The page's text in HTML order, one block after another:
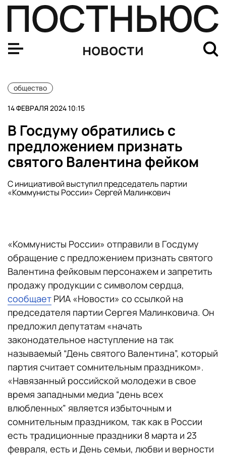
новости
общество
14 ФЕВРАЛЯ 2024 10:15
В Госдуму обратились с
предложением признать
святого Валентина фейком
С инициативой выступил председатель партии
«Коммунисты России» Сергей Малинкович
«Коммунисты России» отправили в Госдуму
обращение с предложением признать святого
Валентина фейковым персонажем и запретить
продажу продукции с символом сердца,
сообщает РИА «Новости» со ссылкой на
председателя партии Сергея Малинковича. Он
предложил депутатам «начать
законодательное наступление на так
называемый “День святого Валентина”, который
партия считает сомнительным праздником».
«Навязанный российской молодежи в свое
время западными медиа “день всех
влюбленных” является избыточным и
сомнительным праздником, так как в России
есть традиционные праздники 8 марта и 23
февраля, есть и День семьи, любви и верности
Против бизнес-тренера Аяза Шабутдинова возбудили